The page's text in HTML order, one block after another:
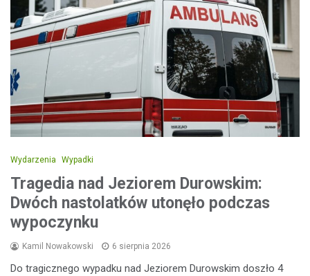
Wydarzenia Wypadki
Tragedia nad Jeziorem Durowskim:
Dwóch nastolatków utonęło podczas
wypoczynku
Kamil Nowakowski 6 sierpnia 2026
Do tragicznego wypadku nad Jeziorem Durowskim doszło 4